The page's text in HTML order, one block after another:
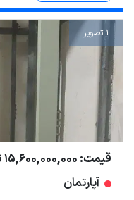
1 تصویر
قیمت: 15,600,000,000 تومان
آپارتمان